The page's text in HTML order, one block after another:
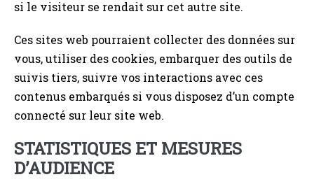
si le visiteur se rendait sur cet autre site.
Ces sites web pourraient collecter des données sur
vous, utiliser des cookies, embarquer des outils de
suivis tiers, suivre vos interactions avec ces
contenus embarqués si vous disposez d’un compte
connecté sur leur site web.
STATISTIQUES ET MESURES
D’AUDIENCE